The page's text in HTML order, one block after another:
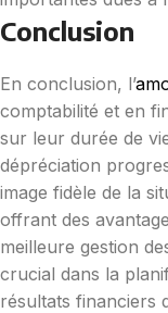
Conclusion
En conclusion, l’
comptabilité et en
sur leur durée de
dépréciation
image fidèle de la
offrant des
meilleure gestion
crucial dans la
résultats financiers